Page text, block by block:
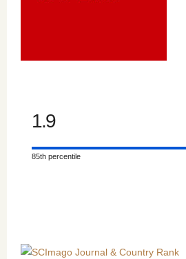
1.9
85th percentile